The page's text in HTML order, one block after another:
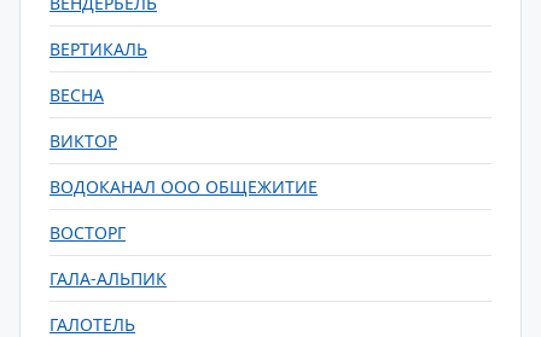
ВЕРТИКАЛЬ
ВЕСНА
ВИКТОР
ВОДОКАНАЛ ООО ОБЩЕЖИТИЕ
ВОСТОРГ
ГАЛА-АЛЬПИК
ГАЛОТЕЛЬ